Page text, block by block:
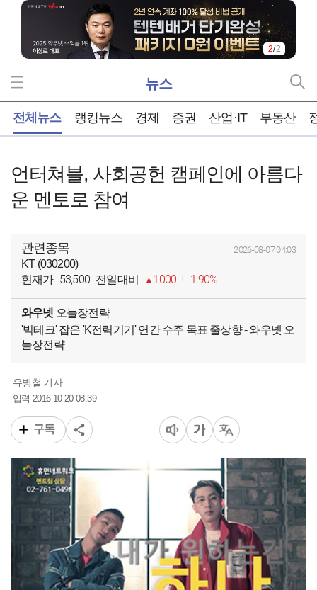
2/2
뉴스
전체뉴스 랭킹뉴스 경제 증권 산업·IT 부동산
언터쳐블, 사회공헌 캠페인에 아름다
운 멘토로 참여
관련종목 2026-08-07 04:03
KT (030200)
현재가 53,500 전일대비 1000 1.90%
와우넷 오늘장전략
'빅테크' 잡은 'K전력기기' 연간 수주 목표 줄상향 - 와우넷 오
늘장전략
유병철 기자
입력 2016-10-20 08:39
구독